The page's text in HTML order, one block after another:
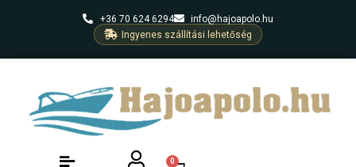
+36 70 624 6294
info@hajoapolo.hu
Ingyenes szállítási lehetőség
0